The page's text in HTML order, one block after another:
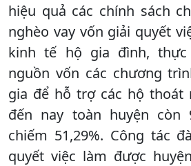
hiệu quả các chính sách
nghèo vay vốn giải quyết
kinh tế hộ gia đình,
nguồn vốn các chương
gia để hỗ trợ các hộ thoát
đến nay toàn huyện còn
chiếm 51,29%. Công tác
quyết việc làm được